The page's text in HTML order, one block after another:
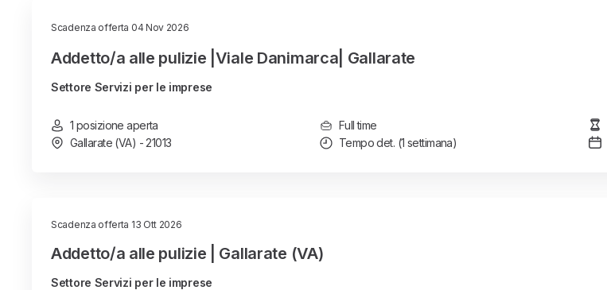
Scadenza offerta 04 Nov 2026
Addetto/a alle pulizie |Viale Danimarca| Gallarate
Settore Servizi per le imprese
1 posizione aperta
Gallarate (VA) - 21013
Full time
Tempo det. (1 settimana)
Scadenza offerta 13 Ott 2026
Addetto/a alle pulizie | Gallarate (VA)
Settore Servizi per le imprese